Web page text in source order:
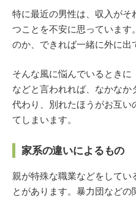
特に最近の男性は、収入が
つことを不安に思っています
のか、できれば一緒に外に出
そんな風に悩んでいるときに
などと言われれば、なかな
代わり、別れたほうがお互い
てしまいます。
家系の違いによるもの
親が特殊な職業などをしてい
とがあります。暴力団など